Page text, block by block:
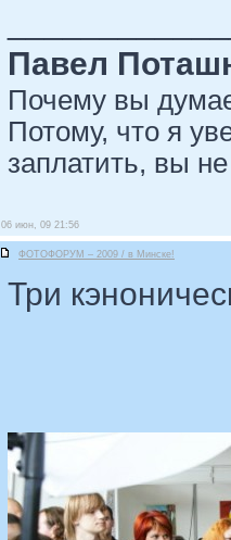
Павел
Почему вы
Потому, что я
заплатить, вы
06 июн, 09 21:56
ФОТОФОРУМ – 2009 / в Минске!
Три